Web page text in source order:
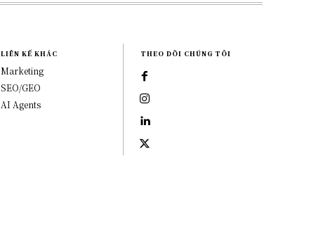
LIÊN KẾ KHÁC
Marketing
SEO/GEO
AI Agents
THEO DÕI CHÚNG TÔI